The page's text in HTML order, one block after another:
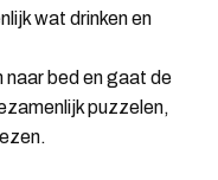
wat drinken en
naar bed en gaat de
puzzelen,